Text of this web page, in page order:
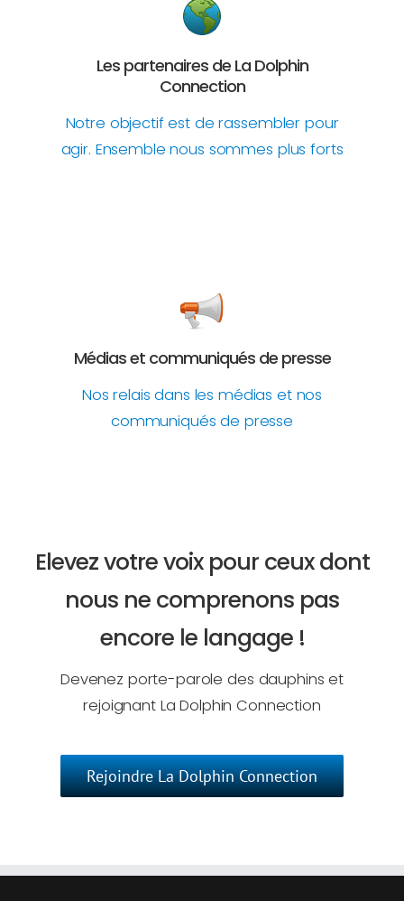
Les partenaires de La Dolphin
Connection
Notre objectif est de rassembler pour
agir. Ensemble nous sommes plus forts
Médias et communiqués de presse
Nos relais dans les médias et nos
communiqués de presse
Elevez votre voix pour ceux dont
nous ne comprenons pas
encore le langage !
Devenez porte-parole des dauphins et
rejoignant La Dolphin Connection
Rejoindre La Dolphin Connection